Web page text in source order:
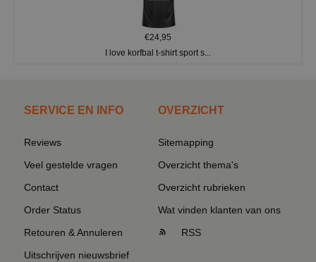
€24,95
I love korfbal t-shirt sport s...
SERVICE EN INFO
Reviews
Veel gestelde vragen
Contact
Order Status
Retouren & Annuleren
Uitschrijven nieuwsbrief
OVERZICHT
Sitemapping
Overzicht thema's
Overzicht rubrieken
Wat vinden klanten van ons
RSS